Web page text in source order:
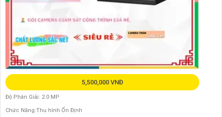
5,500,000 VNĐ
Độ Phân Giải: 2.0 MP
Chức Năng:Thu hình Ổn Định